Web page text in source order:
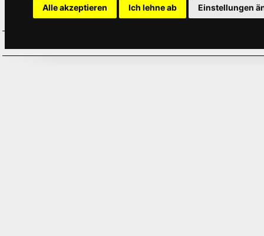
Alle akzeptieren Ich lehne ab Einstellungen